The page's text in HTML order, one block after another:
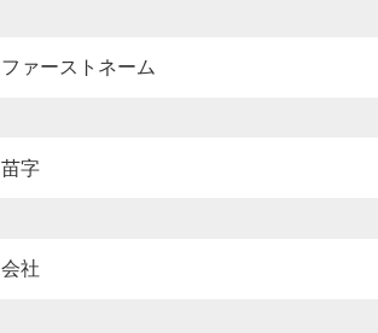
ファーストネーム
苗字
会社